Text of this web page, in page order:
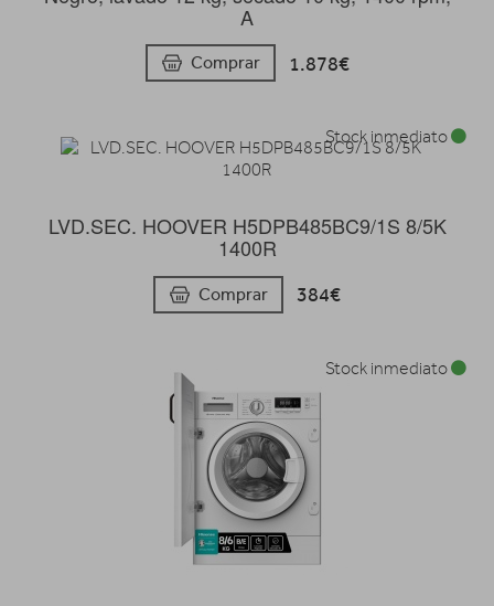
A
Comprar 1.878€
LVD.SEC. HOOVER H5DPB485BC9/1S 8/5K
1400R
Comprar 384€
Stock inmediato
Stock inmediato